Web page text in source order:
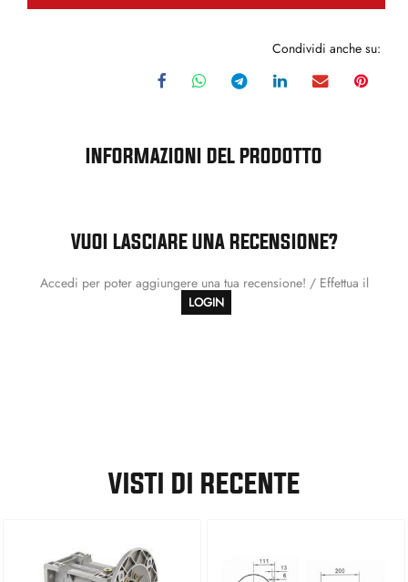
Condividi anche su:
INFORMAZIONI DEL PRODOTTO
VUOI LASCIARE UNA RECENSIONE?
Accedi per poter aggiungere una tua recensione! / Effettua il
LOGIN
VISTI DI RECENTE